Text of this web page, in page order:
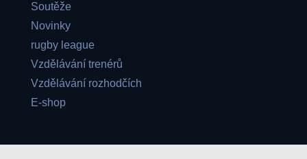
Soutěže
Novinky
rugby league
Vzdělávání trenérů
Vzdělávání rozhodčích
E-shop